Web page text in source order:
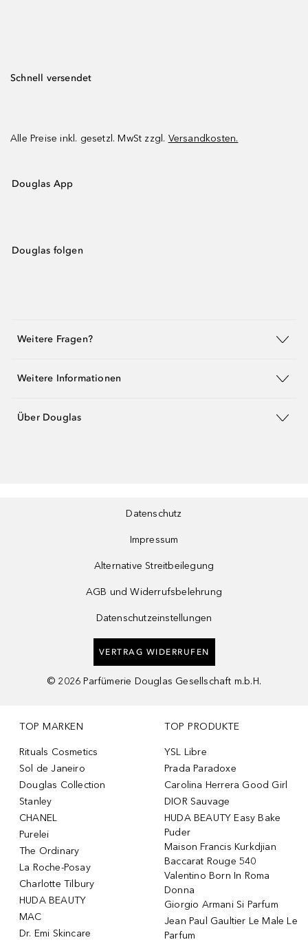
Schnell versendet
Alle Preise inkl. gesetzl. MwSt zzgl. Versandkosten.
Douglas App
Douglas folgen
Weitere Fragen?
Weitere Informationen
Über Douglas
Datenschutz
Impressum
Alternative Streitbeilegung
AGB und Widerrufsbelehrung
Datenschutzeinstellungen
VERTRAG WIDERRUFEN
© 2026 Parfümerie Douglas Gesellschaft m.b.H.
TOP MARKEN
Rituals Cosmetics
Sol de Janeiro
Douglas Collection
Stanley
CHANEL
Purelei
The Ordinary
La Roche-Posay
Charlotte Tilbury
HUDA BEAUTY
MAC
Dr. Emi Skincare
TOP PRODUKTE
YSL Libre
Prada Paradoxe
Carolina Herrera Good Girl
DIOR Sauvage
HUDA BEAUTY Easy Bake
Puder
Maison Francis Kurkdjian
Baccarat Rouge 540
Valentino Born In Roma
Donna
Giorgio Armani Si Parfum
Jean Paul Gaultier Le Male Le
Parfum